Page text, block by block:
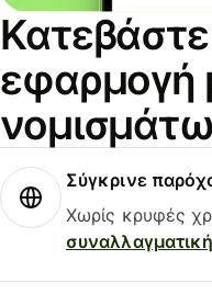
εφαρμογή
Σύγκρινε
Χωρίς κρυφές
συναλλαγματική